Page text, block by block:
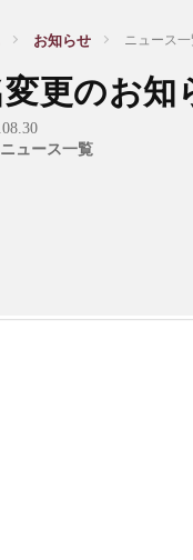
お知らせ ニュース一
更のお知
ニュース一覧